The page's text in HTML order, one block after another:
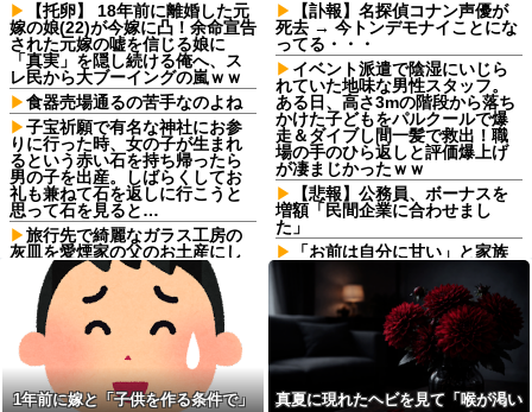
【托卵】 18年前に離婚した元
嫁の娘(22)が今嫁に凸！余命宣告
された元嫁の嘘を信じる娘に
「真実」を隠し続ける俺へ、ス
レ民から大ブーイングの嵐ｗｗ
食器売場通るの苦手なのよね
子宝祈願で有名な神社にお参
りに行った時、女の子が生まれ
るという赤い石を持ち帰ったら
男の子を出産。しばらくしてお
礼も兼ねて石を返しに行こうと
思って石を見ると…
旅行先で綺麗なガラス工房の
灰皿を愛煙家の父のお土産にし
たんだけどダイソーでそっくり
な商品を見つけた
嫁の浮気発覚から再構築を続
けて8ヶ月、愛しさと憎しみが交
互に押し寄せてる。もう一回俺
に恋させてあげたい。
【前編】ファミレスでバイト
を始めた嫁が10歳年下のフリー
【訃報】名探偵コナン声優が
死去 → 今トンデモナイことにな
ってる・・・
イベント派遣で陰湿にいじら
れていた地味な男性スタッフ。
ある日、高さ3mの階段から落ち
かけた子どもをパルクールで爆
走＆ダイブし間一髪で救出！職
場の手のひら返しと評価爆上げ
が凄まじかったｗｗ
【悲報】公務員、ボーナスを
増額「民間企業に合わせまし
た」
「お前は自分に甘い」と家族
時、真夏に重度の熱中症で救急
搬送された結果→会社の人たち
から叩きつけられた「衝撃の事
実」に絶句
【悲報】思春期の娘に「キモ
ッ」と言われたお父さん、グレ
る他
1年前に嫁と「子供を作る条件で」
真夏に現れたヘビを見て「喉が渇い